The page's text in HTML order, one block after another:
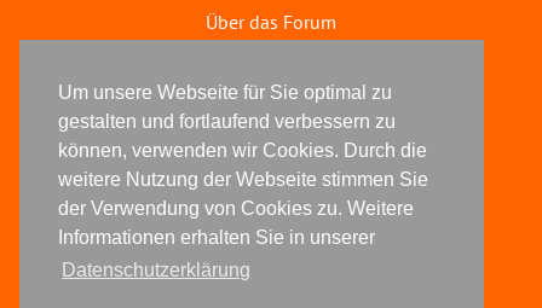
Um unsere Webseite für Sie optimal zu
gestalten und fortlaufend verbessern zu
können, verwenden wir Cookies. Durch die
weitere Nutzung der Webseite stimmen Sie
der Verwendung von Cookies zu. Weitere
Informationen erhalten Sie in unserer
Datenschutzerklärung
Über das Forum
© 2025 kreative köpfe
Impressum
Datenschutz